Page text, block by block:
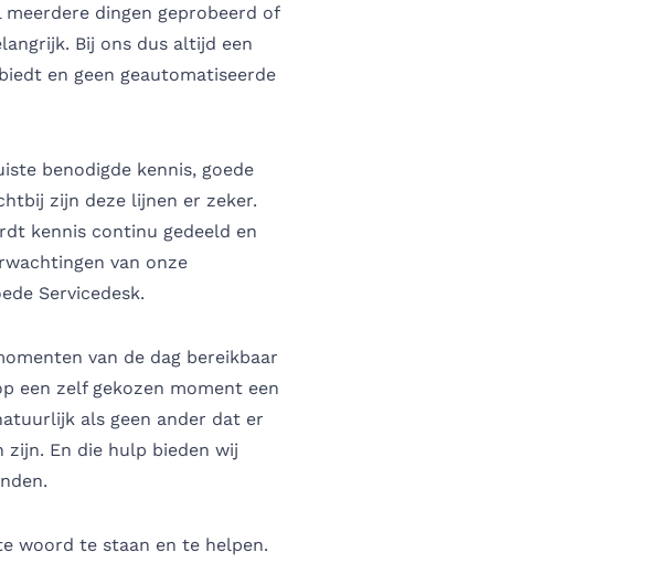
meerdere dingen geprobeerd of
Bij ons dus altijd een
en geen geautomatiseerde
benodigde kennis, goede
zijn deze lijnen er zeker.
kennis continu gedeeld en
van onze
Servicedesk.
van de dag bereikbaar
een zelf gekozen moment een
als geen ander dat er
En die hulp bieden wij
woord te staan en te helpen.